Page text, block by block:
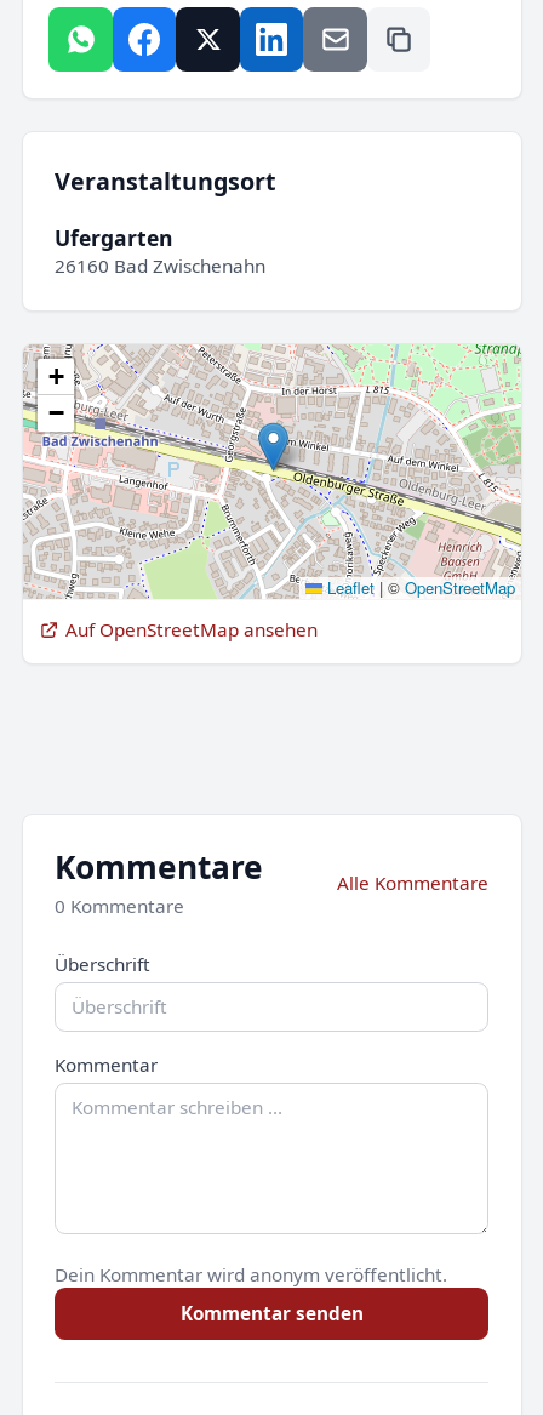
Veranstaltungsort
Ufergarten
26160 Bad Zwischenahn
+
−
Leaflet |© OpenStreetMap
Auf OpenStreetMap ansehen
Kommentare
0 Kommentare
Alle Kommentare
Überschrift
Kommentar
Dein Kommentar wird anonym veröffentlicht.
Kommentar senden